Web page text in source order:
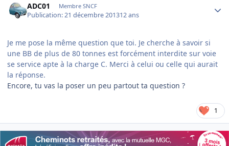
ADC01 Membre SNCF
Publication:21 décembre 201312 ans
Je me pose la même question que toi. Je cherche à savoir si
une BB de plus de 80 tonnes est forcément interdite sur voie
se service apte à la charge C. Merci à celui ou celle qui aurait
la réponse.
Encore, tu vas la poser un peu partout ta question ?
1